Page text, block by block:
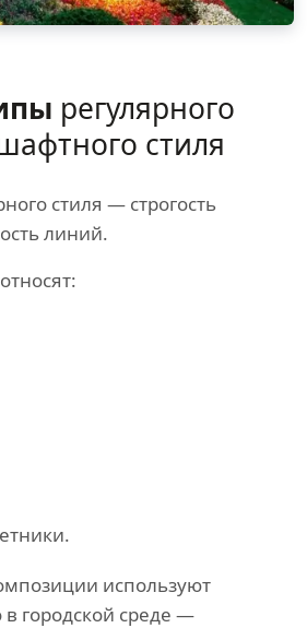
регулярного
стиля
стиля — строгость
линий.
используют
городской среде —